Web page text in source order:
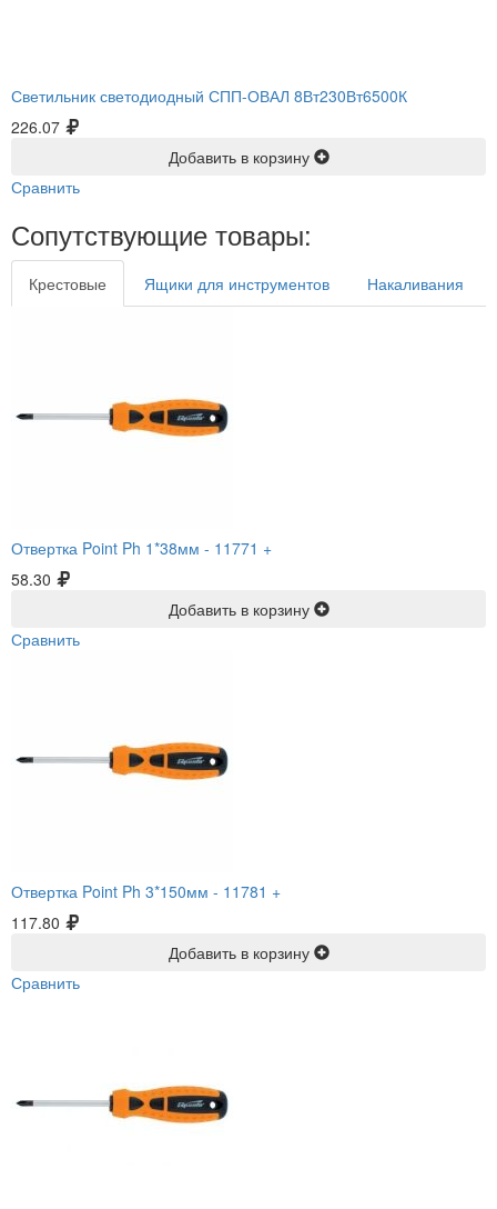
Светильник светодиодный СПП-ОВАЛ 8Вт230Вт6500К
226.07
Добавить в корзину
Сравнить
Сопутствующие товары:
Крестовые Ящики для инструментов Накаливания
Отвертка Point Ph 1*38мм - 11771 +
58.30
Добавить в корзину
Сравнить
Отвертка Point Ph 3*150мм - 11781 +
117.80
Добавить в корзину
Сравнить